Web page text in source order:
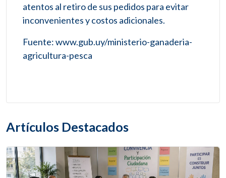
atentos al retiro de sus pedidos para evitar
inconvenientes y costos adicionales.
Fuente: www.gub.uy/ministerio-ganaderia-
agricultura-pesca
Artículos Destacados